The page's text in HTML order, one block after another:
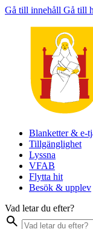
Gå till innehåll Gå till
Blanketter & e-
Tillgänglighet
Lyssna
VFAB
Flytta hit
Besök & upplev
Vad letar du efter?